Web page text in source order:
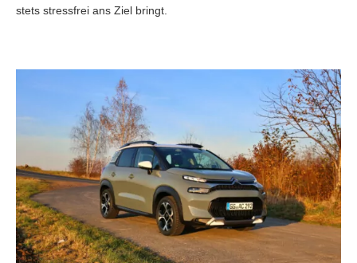
stets stressfrei ans Ziel bringt.